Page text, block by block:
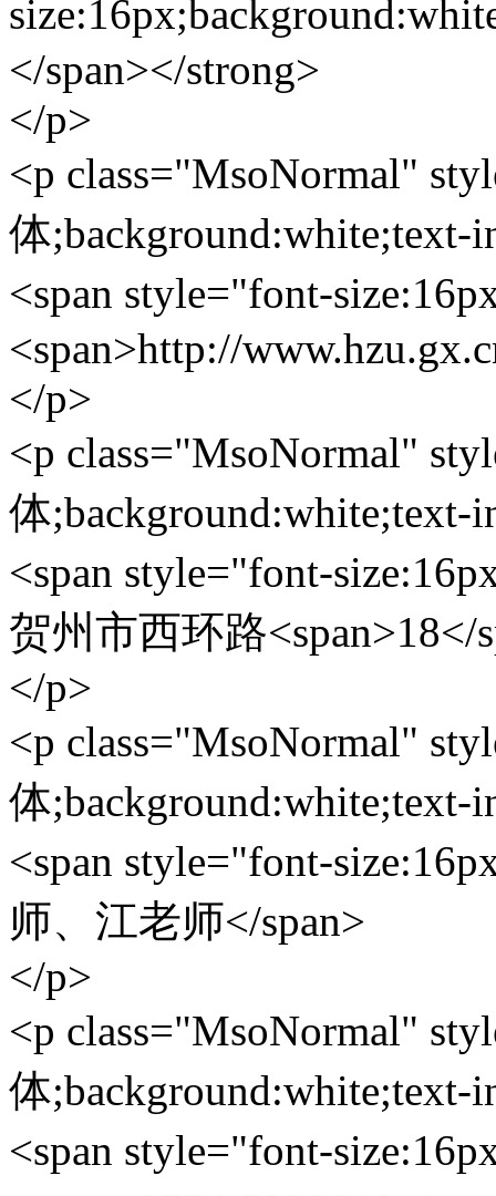
</span></strong>
</p>
<p class="MsoNormal"
体;background:white;text-
<span style="font-
<span>http://
</p>
<p class="MsoNormal"
体;background:white;text-
<span style="font-
贺州市西环路<span>18</
</p>
<p class="MsoNormal"
体;background:white;text-
<span style="font-
师、江老师</span>
</p>
<p class="MsoNormal"
体;background:white;text-
<span style="font-